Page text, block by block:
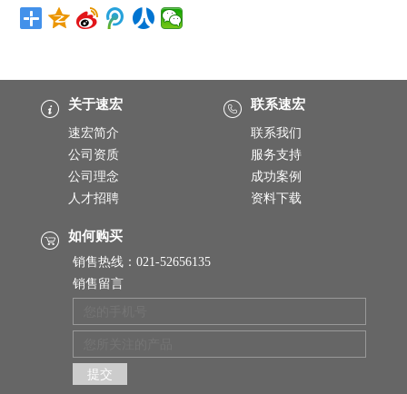
关于速宏
速宏简介
公司资质
公司理念
人才招聘
联系速宏
联系我们
服务支持
成功案例
资料下载
如何购买
销售热线：021-52656135
销售留言